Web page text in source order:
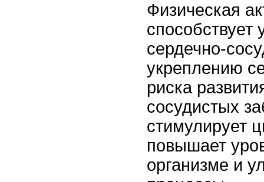
Физическая
сердечно-
укреплению
риска
сосудистых
стимулирует
повышает
организме и